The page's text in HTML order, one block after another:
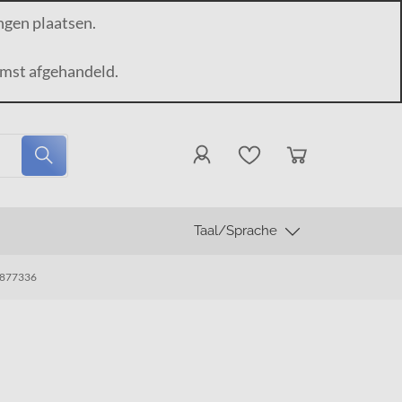
plaatsen.
afgehandeld.
Taal/Sprache